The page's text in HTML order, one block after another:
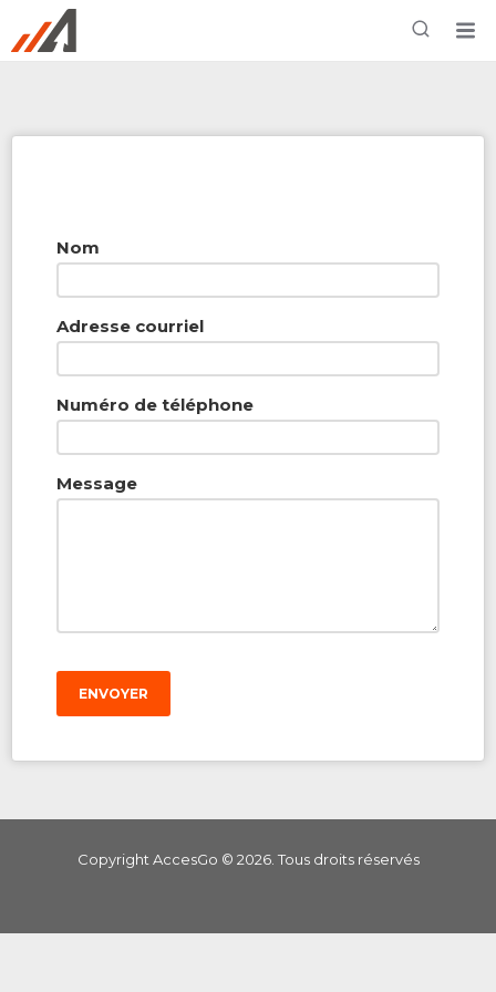
Rechercher à proximité - Entreprise / Rabais /
Services
Nom
Adresse courriel
Numéro de téléphone
Message
ENVOYER
Copyright AccesGo © 2026. Tous droits réservés